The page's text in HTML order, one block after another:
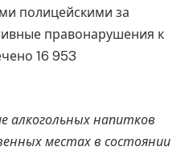
полицейскими за
правонарушения к
16 953
алкогольных напитков
местах в состоянии